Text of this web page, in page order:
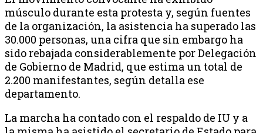
músculo durante esta protesta y, según fuentes
de la organización, la asistencia ha superado las
30.000 personas, una cifra que sin embargo ha
sido rebajada considerablemente por Delegación
de Gobierno de Madrid, que estima un total de
2.200 manifestantes, según detalla ese
departamento.
La marcha ha contado con el respaldo de IU y a